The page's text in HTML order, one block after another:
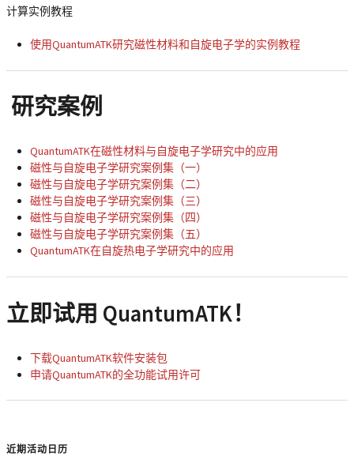
计算实例教程
使用QuantumATK研究磁性材料和自旋电子学的实例教程
研究案例
QuantumATK在磁性材料与自旋电子学研究中的应用
磁性与自旋电子学研究案例集（一）
磁性与自旋电子学研究案例集（二）
磁性与自旋电子学研究案例集（三）
磁性与自旋电子学研究案例集（四）
磁性与自旋电子学研究案例集（五）
QuantumATK在自旋热电子学研究中的应用
立即试用 QuantumATK！
下载QuantumATK软件安装包
申请QuantumATK的全功能试用许可
近期活动日历